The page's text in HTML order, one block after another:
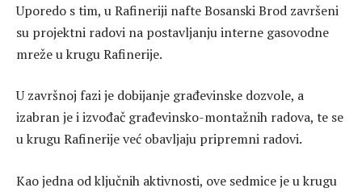
Uporedo s tim, u Rafineriji nafte Bosanski Brod završeni
su projektni radovi na postavljanju interne gasovodne
mreže u krugu Rafinerije.
U završnoj fazi je dobijanje građevinske dozvole, a
izabran je i izvođač građevinsko-montažnih radova, te se
u krugu Rafinerije već obavljaju pripremni radovi.
Kao jedna od ključnih aktivnosti, ove sedmice je u krugu